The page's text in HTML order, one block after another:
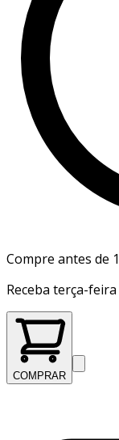
Compre antes de
Receba terça-
COMPRAR